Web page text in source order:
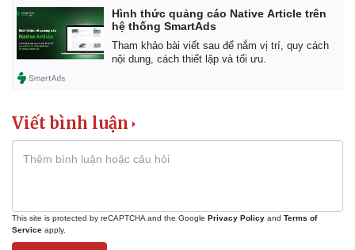
Hình thức quảng cáo Native Article trên
hệ thống SmartAds
Tham khảo bài viết sau để nắm vị trí, quy cách
nội dung, cách thiết lập và tối ưu.
Viết bình luận
This site is protected by reCAPTCHA and the Google Privacy Policy and Terms of
Service apply.